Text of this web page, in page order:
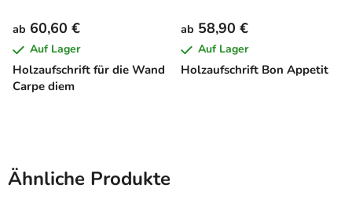
Holzaufschrift für die Wand
Carpe diem
ab 60,60 €
Auf Lager
Holzaufschrift Bon Appetit
ab 58,90 €
Auf Lager
Ähnliche Produkte